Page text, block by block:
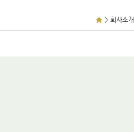
>회사소개